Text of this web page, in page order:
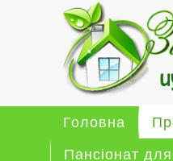
Головна
Пансіонат